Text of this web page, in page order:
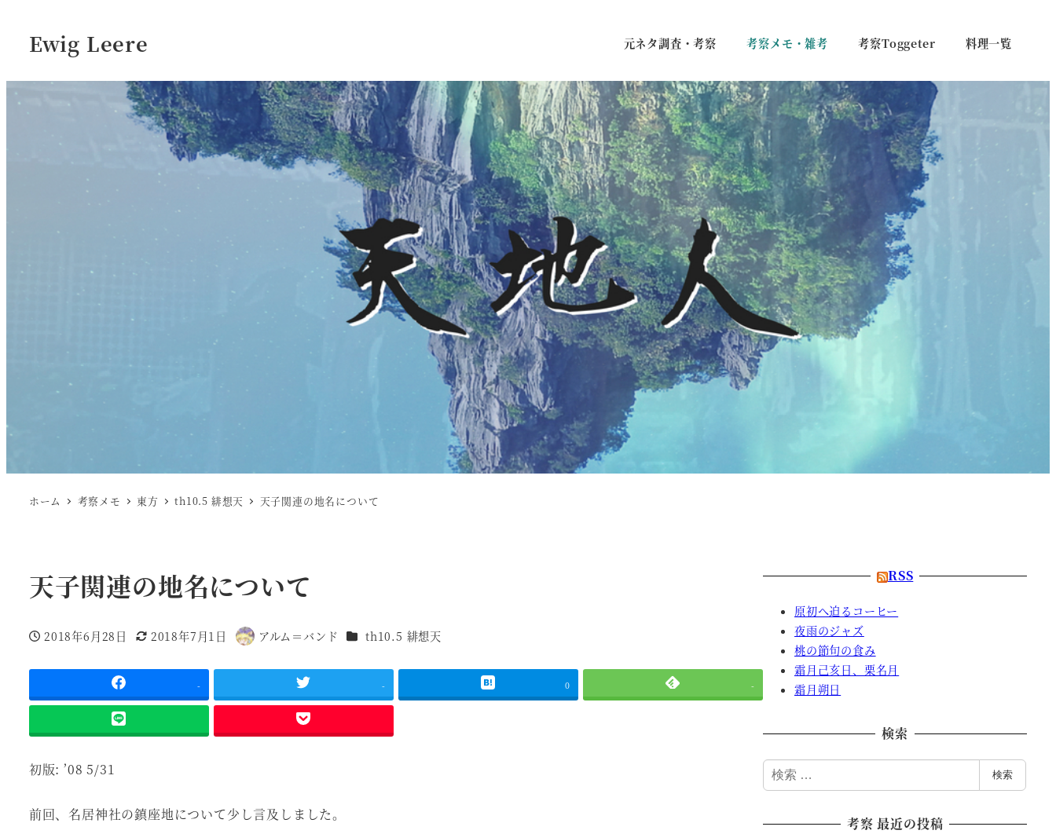
Ewig Leere 元ネタ調査・考察 考察メモ・雑考 考察Toggeter 料理一覧
ホーム 考察メモ 東方 th10.5 緋想天 天子関連の地名について
天子関連の地名について
投稿日
2018年6月28日
更新日
2018年7月1日
著
アルム＝バンド 作品th10.5 緋想天
- - 0 -
初版: ’08 5/31
前回、名居神社の鎮座地について少し言及しました。
RSS
原初へ迫るコーヒー
夜雨のジャズ
桃の節句の食み
霜月己亥日、栗名月
霜月朔日
検索
検
索
検索
考察 最近の投稿